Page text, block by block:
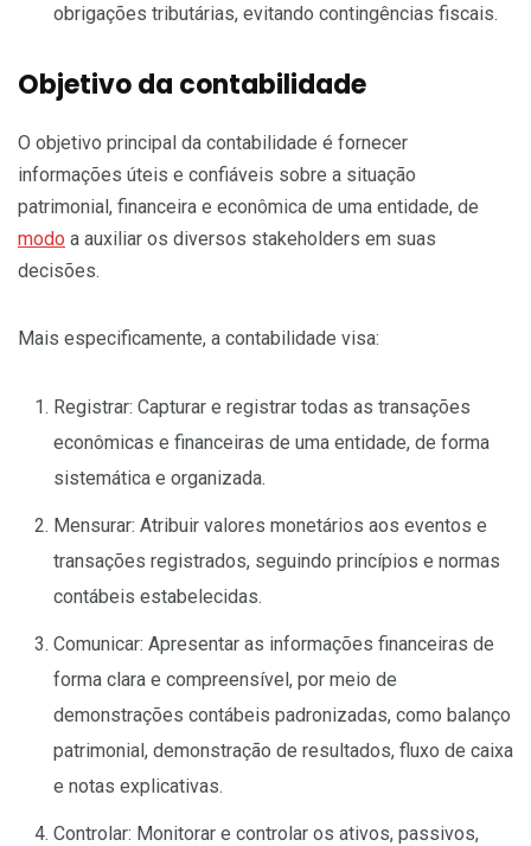
obrigações tributárias, evitando contingências fiscais.
Objetivo da contabilidade
O objetivo principal da contabilidade é fornecer
informações úteis e confiáveis sobre a situação
patrimonial, financeira e econômica de uma entidade, de
modo a auxiliar os diversos stakeholders em suas
decisões.
Mais especificamente, a contabilidade visa:
Registrar: Capturar e registrar todas as transações
econômicas e financeiras de uma entidade, de forma
sistemática e organizada.
Mensurar: Atribuir valores monetários aos eventos e
transações registrados, seguindo princípios e normas
contábeis estabelecidas.
Comunicar: Apresentar as informações financeiras de
forma clara e compreensível, por meio de
demonstrações contábeis padronizadas, como balanço
patrimonial, demonstração de resultados, fluxo de caixa
e notas explicativas.
Controlar: Monitorar e controlar os ativos, passivos,